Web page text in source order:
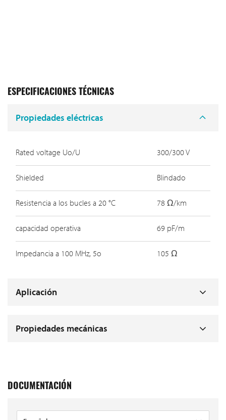
ESPECIFICACIONES TÉCNICAS
Propiedades eléctricas
Rated voltage Uo/U 300/300 V
Shielded Blindado
Resistencia a los bucles a 20 °C 78 Ω/km
capacidad operativa 69 pF/m
Impedancia a 100 MHz, 5o 105 Ω
Aplicación
Propiedades mecánicas
DOCUMENTACIÓN